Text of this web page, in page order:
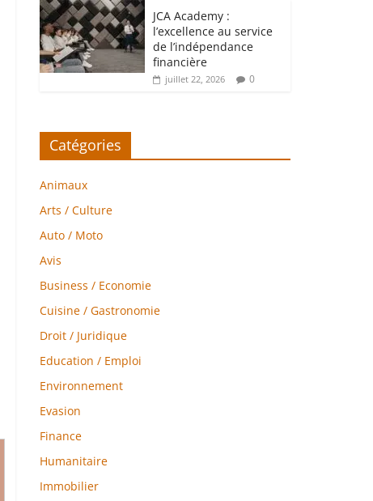
JCA Academy :
l’excellence au service
de l’indépendance
financière
juillet 22, 2026 0
Catégories
Animaux
Arts / Culture
Auto / Moto
Avis
Business / Economie
Cuisine / Gastronomie
Droit / Juridique
Education / Emploi
Environnement
Evasion
Finance
Humanitaire
Immobilier